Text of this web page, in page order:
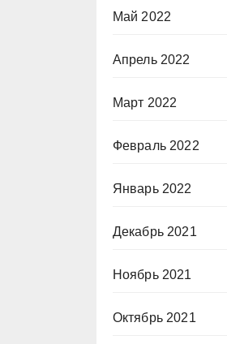
Май 2022
Апрель 2022
Март 2022
Февраль 2022
Январь 2022
Декабрь 2021
Ноябрь 2021
Октябрь 2021